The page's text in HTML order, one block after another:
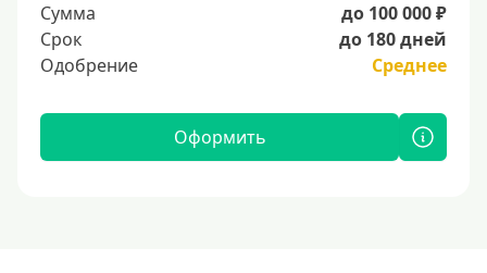
Сумма
до 100 000 ₽
Срок
до 180 дней
Одобрение
Среднее
Оформить